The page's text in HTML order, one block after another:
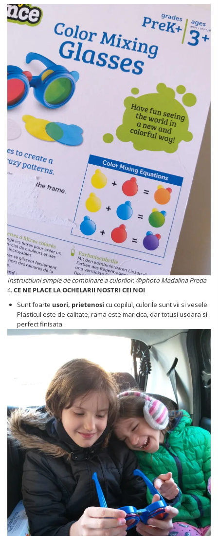
Instructiuni simple de combinare a culorilor. @photo Madalina Preda
4. CE NE PLACE LA OCHELARII NOSTRI CEI NOI
Sunt foarte usori, prietenosi cu copilul, culorile sunt vii si vesele.
Plasticul este de calitate, rama este maricica, dar totusi usoara si
perfect finisata.